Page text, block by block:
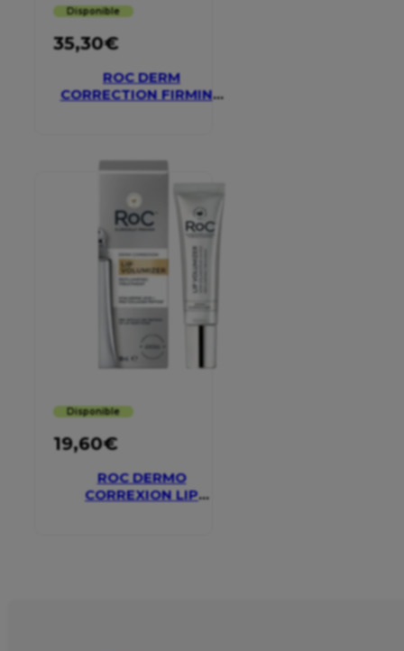
Disponible
35,30€
ROC DERM
CORRECTION FIRMING
Disponible
19,60€
ROC DERMO
CORREXION LIP